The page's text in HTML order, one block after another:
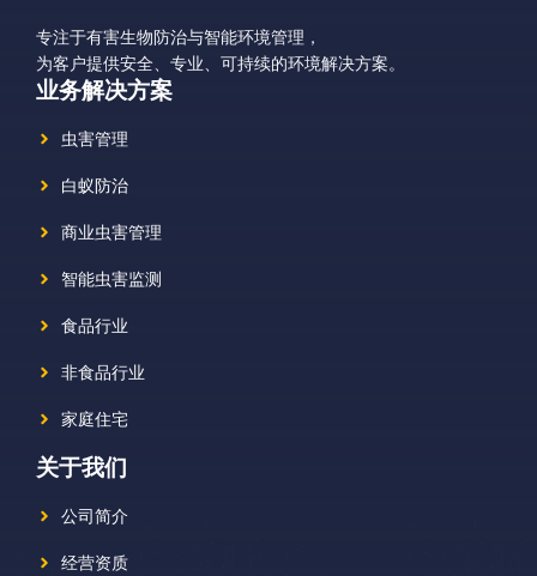
专注于有害生物防治与智能环境管理，
为客户提供安全、专业、可持续的环境解决方案。
业务解决方案
虫害管理
白蚁防治
商业虫害管理
智能虫害监测
食品行业
非食品行业
家庭住宅
关于我们
公司简介
经营资质